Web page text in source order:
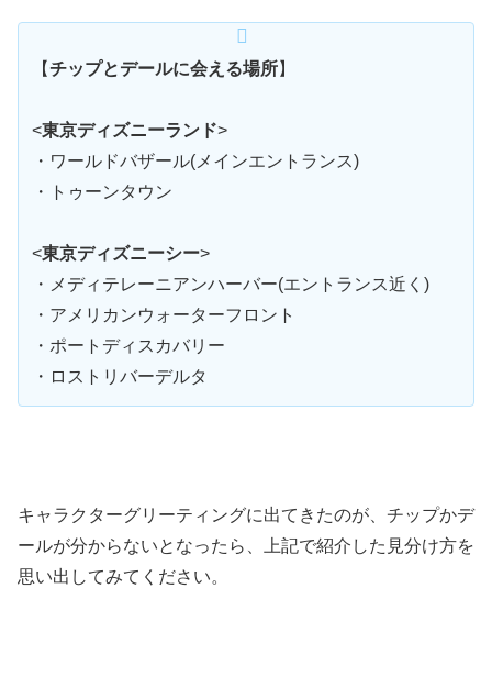
【チップとデールに会える場所】
<東京ディズニーランド>
・ワールドバザール(メインエントランス)
・トゥーンタウン
<東京ディズニーシー>
・メディテレーニアンハーバー(エントランス近く)
・アメリカンウォーターフロント
・ポートディスカバリー
・ロストリバーデルタ
キャラクターグリーティングに出てきたのが、チップかデ
ールが分からないとなったら、上記で紹介した見分け方を
思い出してみてください。